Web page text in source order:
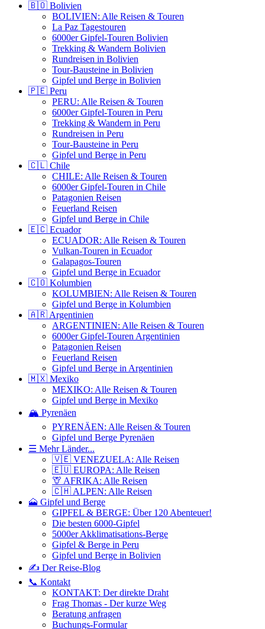
🇧🇴 Bolivien
BOLIVIEN: Alle Reisen & Touren
La Paz Tagestouren
6000er Gipfel-Touren Bolivien
Trekking & Wandern Bolivien
Rundreisen in Bolivien
Tour-Bausteine in Bolivien
Gipfel und Berge in Bolivien
🇵🇪 Peru
PERU: Alle Reisen & Touren
6000er Gipfel-Touren in Peru
Trekking & Wandern in Peru
Rundreisen in Peru
Tour-Bausteine in Peru
Gipfel und Berge in Peru
🇨🇱 Chile
CHILE: Alle Reisen & Touren
6000er Gipfel-Touren in Chile
Patagonien Reisen
Feuerland Reisen
Gipfel und Berge in Chile
🇪🇨 Ecuador
ECUADOR: Alle Reisen & Touren
Vulkan-Touren in Ecuador
Galapagos-Touren
Gipfel und Berge in Ecuador
🇨🇴 Kolumbien
KOLUMBIEN: Alle Reisen & Touren
Gipfel und Berge in Kolumbien
🇦🇷 Argentinien
ARGENTINIEN: Alle Reisen & Touren
6000er Gipfel-Touren Argentinien
Patagonien Reisen
Feuerland Reisen
Gipfel und Berge in Argentinien
🇲🇽 Mexiko
MEXIKO: Alle Reisen & Touren
Gipfel und Berge in Mexiko
🏔️ Pyrenäen
PYRENÄEN: Alle Reisen & Touren
Gipfel und Berge Pyrenäen
☰ Mehr Länder...
🇻🇪 VENEZUELA: Alle Reisen
🇪🇺 EUROPA: Alle Reisen
🦒 AFRIKA: Alle Reisen
🇨🇭 ALPEN: Alle Reisen
🗻 Gipfel und Berge
GIPFEL & BERGE: Über 120 Abenteuer!
Die besten 6000-Gipfel
5000er Akklimatisations-Berge
Gipfel & Berge in Peru
Gipfel und Berge in Bolivien
✍️ Der Reise-Blog
📞 Kontakt
KONTAKT: Der direkte Draht
Frag Thomas - Der kurze Weg
Beratung anfragen
Buchungs-Formular